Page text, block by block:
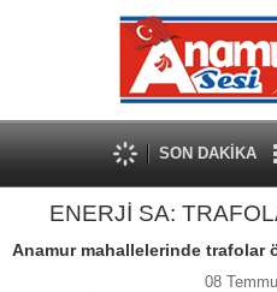
SON DAKİKA
ENERJİ SA:
Anamur mahallelerinde trafolar
08